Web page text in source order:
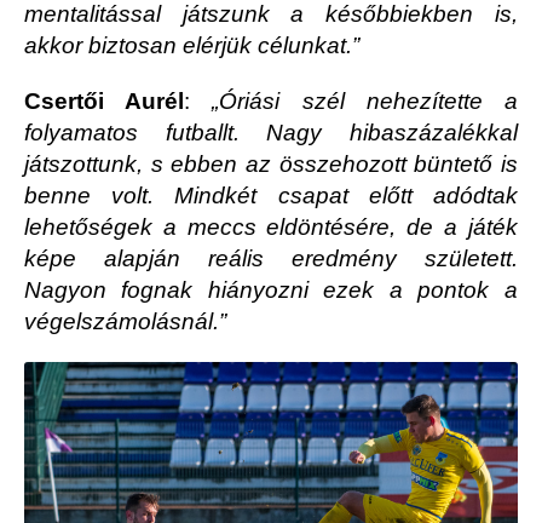
mentalitással játszunk a későbbiekben is,
akkor biztosan elérjük célunkat.”
Csertői Aurél :„Óriási szél nehezítette a
folyamatos futballt. Nagy hibaszázalékkal
játszottunk, s ebben az összehozott büntető is
benne volt. Mindkét csapat előtt adódtak
lehetőségek a meccs eldöntésére, de a játék
képe alapján reális eredmény született.
Nagyon fognak hiányozni ezek a pontok a
végelszámolásnál.”